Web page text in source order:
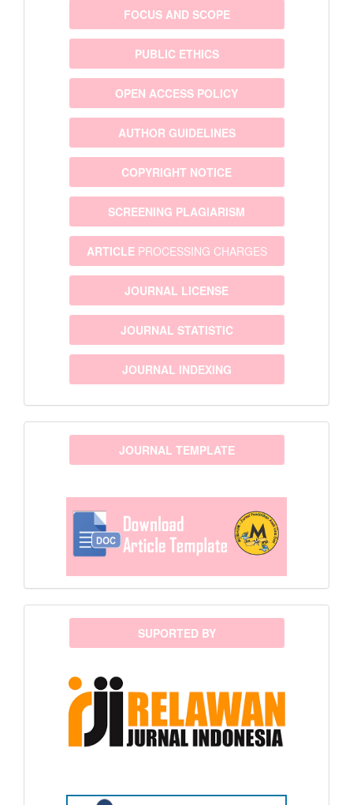
FOCUS AND SCOPE
PUBLIC ETHICS
OPEN ACCESS POLICY
AUTHOR GUIDELINES
COPYRIGHT NOTICE
SCREENING PLAGIARISM
ARTICLEPROCESSING CHARGES
JOURNAL LICENSE
JOURNAL STATISTIC
JOURNAL INDEXING
templateJOURNAL TEMPLATE
sponsor SUPORTED BY